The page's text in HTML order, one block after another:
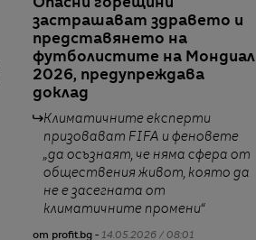
Опасни горещини
застрашават здравето и
представянето на
футболистите на Мондиал
2026, предупреждава
доклад
Климатичните експерти
призовават FIFA и феновете
„да осъзнаят, че няма сфера от
обществения живот, която да
не е засегната от
климатичните промени“
от profit.bg - 14.05.2026 / 08:01